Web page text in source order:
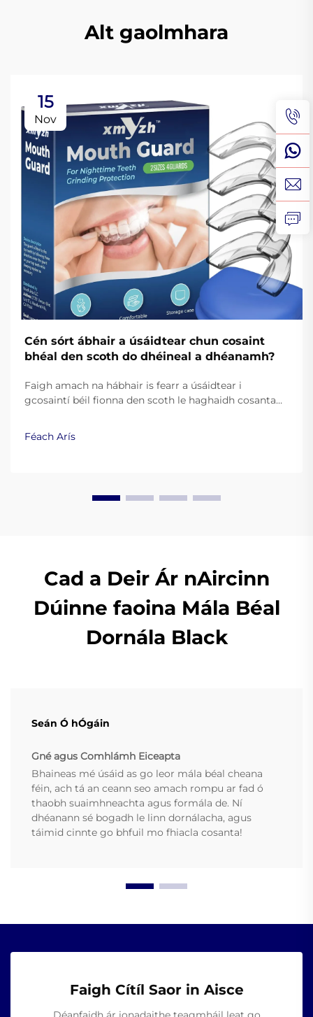
Alt gaolmhara
15
Nov
Cén sórt ábhair a úsáidtear chun cosaint
bhéal den scoth do dhéineal a dhéanamh?
Faigh amach na hábhair is fearr a úsáidtear i
gcosaintí béil fionna den scoth le haghaidh cosanta
silicín ceannais, EVA, agus teasphlastaicí an
fheidhmíocht. Léigh níos mó.
Féach Arís
Cad a Deir Ár nAircinn
Dúinne faoina Mála Béal
Dornála Black
Seán Ó hÓgáin
Gné agus Comhlámh Eiceapta
Bhaineas mé úsáid as go leor mála béal cheana
féin, ach tá an ceann seo amach rompu ar fad ó
thaobh suaimhneachta agus formála de. Ní
dhéanann sé bogadh le linn dornálacha, agus
táimid cinnte go bhfuil mo fhiacla cosanta!
Faigh Cítíl Saor in Aisce